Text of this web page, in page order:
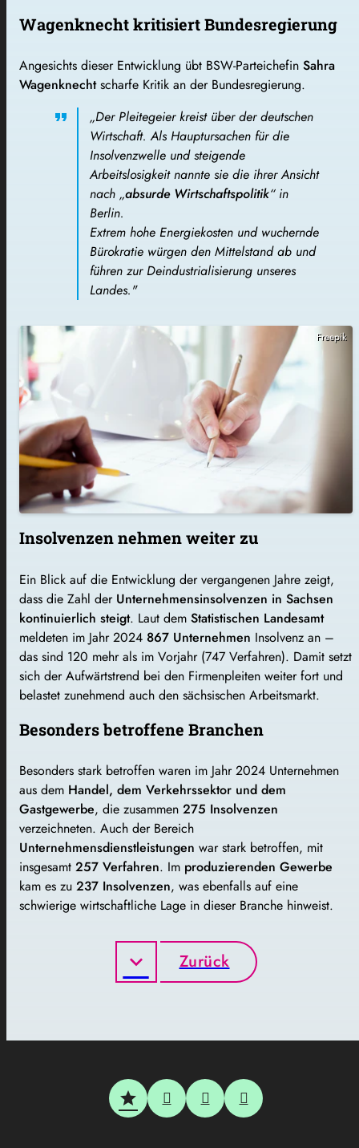
Wagenknecht kritisiert Bundesregierung
Angesichts dieser Entwicklung übt BSW-Parteichefin Sahra
Wagenknechtscharfe Kritik an der Bundesregierung.
„Der Pleitegeier kreist über der deutschen
Wirtschaft. Als Hauptursachen für die
Insolvenzwelle und steigende
Arbeitslosigkeit nannte sie die ihrer Ansicht
nach „absurde Wirtschaftspolitik“ in
Berlin.
Extrem hohe Energiekosten und wuchernde
Bürokratie würgen den Mittelstand ab und
führen zur Deindustrialisierung unseres
Landes."
Freepik
Insolvenzen nehmen weiter zu
Ein Blick auf die Entwicklung der vergangenen Jahre zeigt,
dass die Zahl der Unternehmensinsolvenzen in Sachsen
kontinuierlich steigt. Laut dem Statistischen Landesamt
meldeten im Jahr 2024 867 Unternehmen Insolvenz an –
das sind 120 mehr als im Vorjahr (747 Verfahren). Damit setzt
sich der Aufwärtstrend bei den Firmenpleiten weiter fort und
belastet zunehmend auch den sächsischen Arbeitsmarkt.
Besonders betroffene Branchen
Besonders stark betroffen waren im Jahr 2024 Unternehmen
aus dem Handel, dem Verkehrssektor und dem
Gastgewerbe, die zusammen 275 Insolvenzen
verzeichneten. Auch der Bereich
Unternehmensdienstleistungen war stark betroffen, mit
insgesamt 257 Verfahren. Im produzierenden Gewerbe
kam es zu 237 Insolvenzen, was ebenfalls auf eine
schwierige wirtschaftliche Lage in dieser Branche hinweist.
Zurück